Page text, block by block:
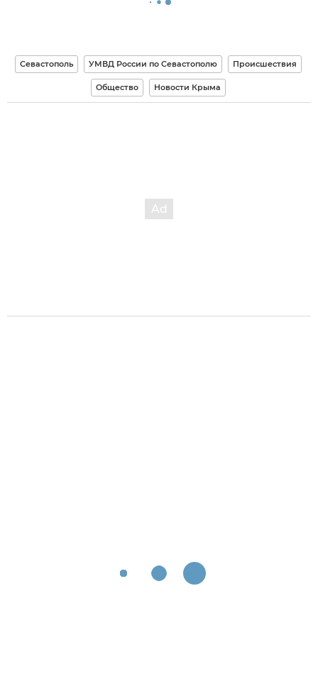
Севастополь УМВД России по Севастополю Происшествия
Общество Новости Крыма